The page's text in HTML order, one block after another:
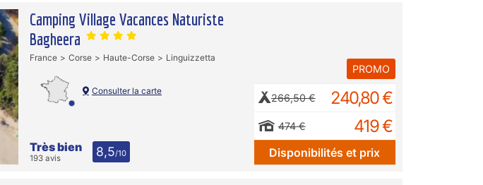
Camping Village Vacances Naturiste
Bagheera
France Corse Haute-Corse Linguizzetta
Consulter la carte
Très bien
193 avis 8,5/10
PROMO
266,50 € 240,80 €
474 € 419 €
Disponibilités et prix